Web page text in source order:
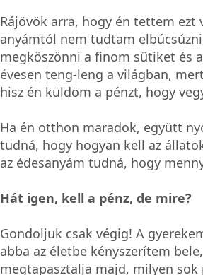
Rájövök arra, hogy én tettem ezt
anyámtól nem tudtam
megköszönni a finom sütiket és
évesen teng-leng a világban,
hisz én küldöm a pénzt, hogy
Ha én otthon maradok, együtt
tudná, hogy hogyan kell az
az édesanyám tudná, hogy
Hát igen, kell a pénz, de mire?
Gondoljuk csak végig! A
abba az életbe kényszerítem
megtapasztalja majd, milyen sok